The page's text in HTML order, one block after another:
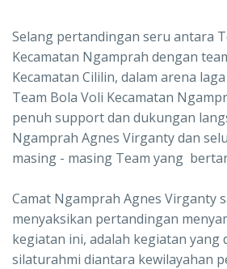
Selang pertandingan seru antara
Kecamatan Ngamprah dengan
Kecamatan Cililin, dalam arena
Team Bola Voli Kecamatan
penuh support dan dukungan
Ngamprah Agnes Virganty dan
masing - masing Team yang
Camat Ngamprah Agnes Virganty
menyaksikan pertandingan
kegiatan ini, adalah kegiatan yang
silaturahmi diantara kewilayahan